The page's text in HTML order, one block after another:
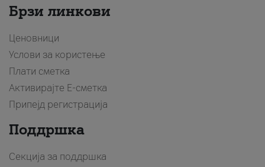
Брзи линкови
Ценовници
Услови за користење
Плати сметка
Активирајте Е-сметка
Припејд регистрација
Поддршка
Секција за поддршка